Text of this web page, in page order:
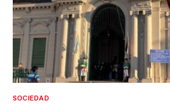
SOCIEDAD